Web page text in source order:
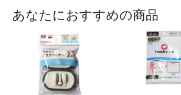
あなたにおすすめの商品